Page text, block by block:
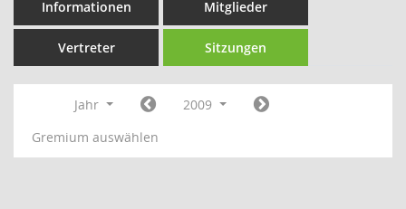
Informationen Mitglieder
Vertreter Sitzungen
Jahr
2009
Gremium auswählen